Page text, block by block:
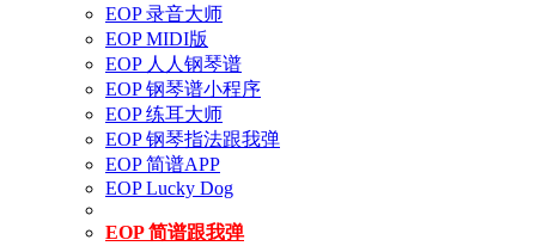
EOP 录音大师
EOP MIDI版
EOP 人人钢琴谱
EOP 钢琴谱小程序
EOP 练耳大师
EOP 钢琴指法跟我弹
EOP 简谱APP
EOP Lucky Dog
EOP 简谱跟我弹